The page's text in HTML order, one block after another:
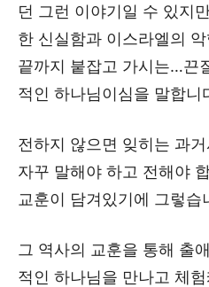
던 그런 이야기일 수 있지
한 신실함과 이스라엘의
끝까지 붙잡고 가시는…끈
적인 하나님이심을 말합니
전하지 않으면 잊히는 과
자꾸 말해야 하고 전해야
교훈이 담겨있기에 그렇습
그 역사의 교훈을 통해 출
적인 하나님을 만나고 체